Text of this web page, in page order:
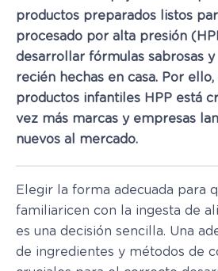
productos preparados listos
procesado por alta presión
desarrollar fórmulas sabrosas
recién hechas en casa. Por
productos infantiles HPP está
vez más marcas y empresas
nuevos al mercado.
Elegir la forma adecuada para
familiaricen con la ingesta de
es una decisión sencilla. Una
de ingredientes y métodos de